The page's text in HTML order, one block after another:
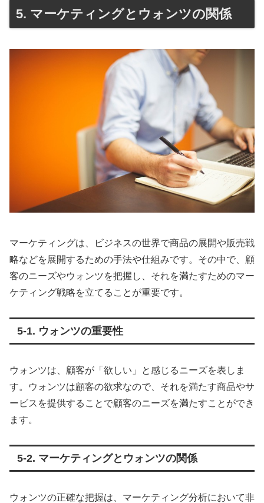
5. マーケティングとウォンツの関係
マーケティングは、ビジネスの世界で商品の展開や販売戦
略などを展開するための手法や仕組みです。その中で、顧
客のニーズやウォンツを把握し、それを満たすためのマー
ケティング戦略を立てることが重要です。
5-1. ウォンツの重要性
ウォンツは、顧客が「欲しい」と感じるニーズを表しま
す。ウォンツは顧客の欲求なので、それを満たす商品やサ
ービスを提供することで顧客のニーズを満たすことができ
ます。
5-2. マーケティングとウォンツの関係
ウォンツの正確な把握は、マーケティング分析において非